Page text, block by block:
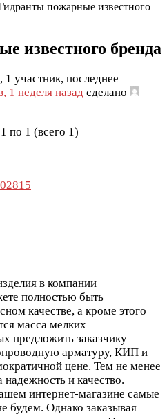
пожарные известного
известного бренда
1 участник, последнее
1 неделя назад сделано
по 1 (всего 1)
в компании
полностью быть
качестве, а кроме этого
масса мелких
предложить заказчику
арматуру, КИП и
цене. Тем не менее
и качество.
интернет-магазине самые
будем. Однако заказывая